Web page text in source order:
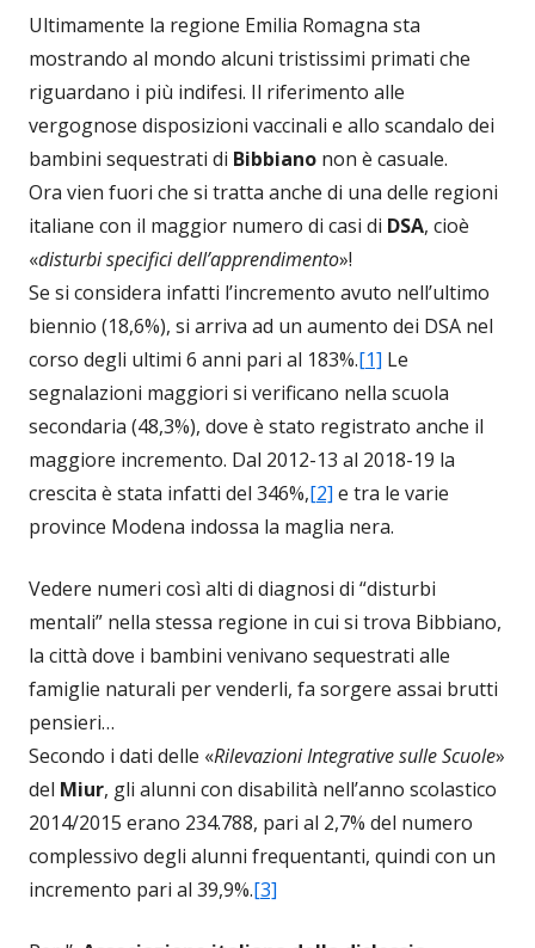
Ultimamente la regione Emilia Romagna sta
mostrando al mondo alcuni tristissimi primati che
riguardano i più indifesi. Il riferimento alle
vergognose disposizioni vaccinali e allo scandalo dei
bambini sequestrati di Bibbiano non è casuale.
Ora vien fuori che si tratta anche di una delle regioni
italiane con il maggior numero di casi di DSA, cioè
«disturbi specifici dell’apprendimento»!
Se si considera infatti l’incremento avuto nell’ultimo
biennio (18,6%), si arriva ad un aumento dei DSA nel
corso degli ultimi 6 anni pari al 183%.[1] Le
segnalazioni maggiori si verificano nella scuola
secondaria (48,3%), dove è stato registrato anche il
maggiore incremento. Dal 2012-13 al 2018-19 la
crescita è stata infatti del 346%,[2] e tra le varie
province Modena indossa la maglia nera.
Vedere numeri così alti di diagnosi di “disturbi
mentali” nella stessa regione in cui si trova Bibbiano,
la città dove i bambini venivano sequestrati alle
famiglie naturali per venderli, fa sorgere assai brutti
pensieri…
Secondo i dati delle «Rilevazioni Integrative sulle Scuole»
del Miur, gli alunni con disabilità nell’anno scolastico
2014/2015 erano 234.788, pari al 2,7% del numero
complessivo degli alunni frequentanti, quindi con un
incremento pari al 39,9%.[3]